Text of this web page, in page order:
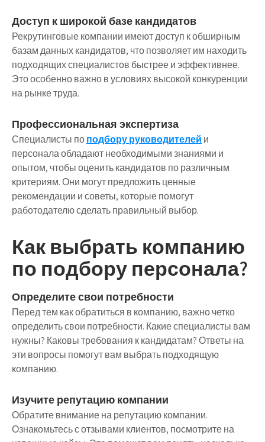
Доступ к широкой базе кандидатов
Рекрутинговые компании имеют доступ к обширным
базам данных кандидатов, что позволяет им находить
подходящих специалистов быстрее и эффективнее.
Это особенно важно в условиях высокой конкуренции
на рынке труда.
Профессиональная экспертиза
Специалисты поподбору руководителей и
персонала обладают необходимыми знаниями и
опытом, чтобы оценить кандидатов по различным
критериям. Они могут предложить ценные
рекомендации и советы, которые помогут
работодателю сделать правильный выбор.
Как выбрать компанию
по подбору персонала?
Определите свои потребности
Перед тем как обратиться в компанию, важно четко
определить свои потребности. Какие специалисты вам
нужны? Каковы требования к кандидатам? Ответы на
эти вопросы помогут вам выбрать подходящую
компанию.
Изучите репутацию компании
Обратите внимание на репутацию компании.
Ознакомьтесь с отзывами клиентов, посмотрите на